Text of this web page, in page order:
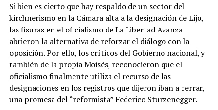
Si bien es cierto que hay respaldo de un sector del
kirchnerismo en la Cámara alta a la designación de Lijo,
las fisuras en el oficialismo de La Libertad Avanza
abrieron la alternativa de reforzar el diálogo con la
oposición. Por ello, los críticos del Gobierno nacional, y
también de la propia Moisés, reconocieron que el
oficialismo finalmente utiliza el recurso de las
designaciones en los registros que dijeron iban a cerrar,
una promesa del “reformista” Federico Sturzenegger.